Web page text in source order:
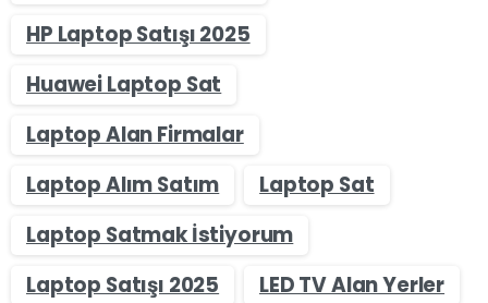
HP Laptop Satışı 2025
Huawei Laptop Sat
Laptop Alan Firmalar
Laptop Alım Satım
Laptop Sat
Laptop Satmak İstiyorum
Laptop Satışı 2025
LED TV Alan Yerler